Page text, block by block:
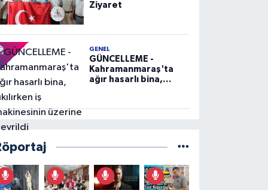
Ziyaret
GENEL
GÜNCELLEME -
Kahramanmaraş'ta
ağır hasarlı bina,
devrildi